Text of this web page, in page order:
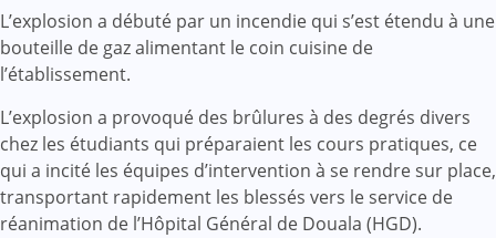
L’explosion a débuté par un incendie qui s’est étendu à une
bouteille de gaz alimentant le coin cuisine de
l’établissement.
L’explosion a provoqué des brûlures à des degrés divers
chez les étudiants qui préparaient les cours pratiques, ce
qui a incité les équipes d’intervention à se rendre sur place,
transportant rapidement les blessés vers le service de
réanimation de l’Hôpital Général de Douala (HGD).